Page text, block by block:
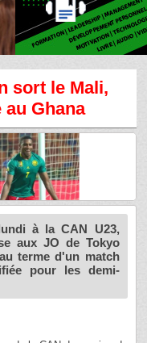
sort le Mali,
au Ghana
à la CAN U23,
aux JO de Tokyo
terme d'un match
pour les demi-